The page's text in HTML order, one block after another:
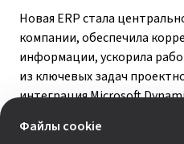
Новая ERP стала
компании, обеспечила
информации, ускорила
из ключевых задач
интеграция Microsoft
финансового и
Файлы cookie